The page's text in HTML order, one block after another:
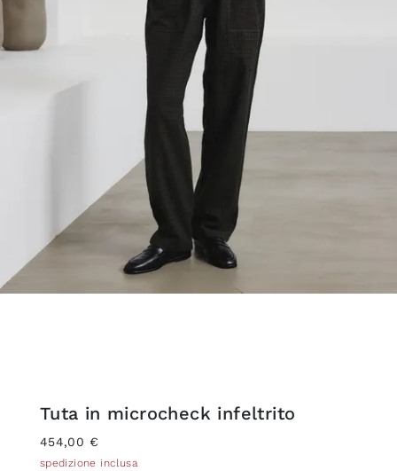
Tuta in microcheck infeltrito
454,00 €
spedizione inclusa